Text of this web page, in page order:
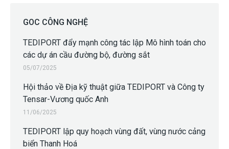
GOC CÔNG NGHỆ
TEDIPORT đẩy mạnh công tác lập Mô hình toán cho
các dự án cầu đường bộ, đường sắt
05/07/2025
Hội thảo về Địa kỹ thuật giữa TEDIPORT và Công ty
Tensar-Vương quốc Anh
11/06/2025
TEDIPORT lập quy hoạch vùng đất, vùng nước cảng
biển Thanh Hoá